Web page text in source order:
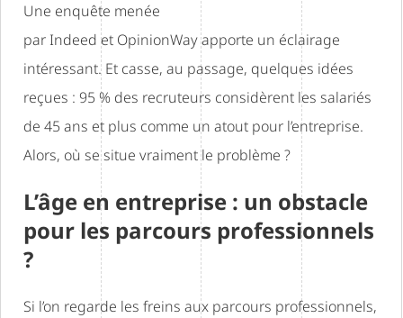
Une enquête menée
par Indeed et OpinionWay apporte un éclairage
intéressant. Et casse, au passage, quelques idées
reçues : 95 % des recruteurs considèrent les salariés
de 45 ans et plus comme un atout pour l’entreprise.
Alors, où se situe vraiment le problème ?
L’âge en entreprise : un obstacle
pour les parcours professionnels
?
Si l’on regarde les freins aux parcours professionnels,